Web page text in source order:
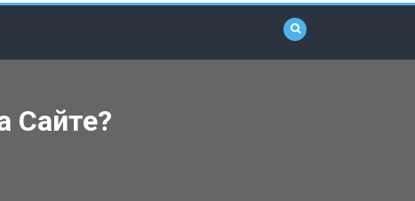
Сайте?